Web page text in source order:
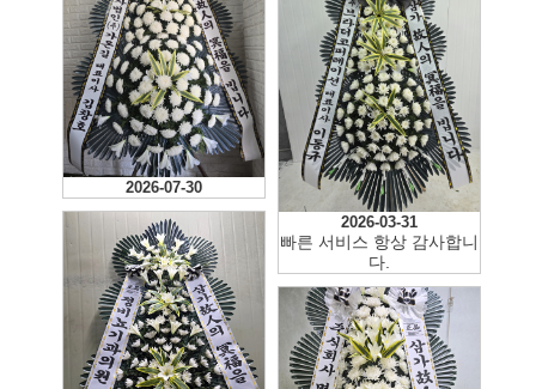
2026-07-30
2026-04-01
2026-03-31
빠른 서비스 항상 감사합니
다.